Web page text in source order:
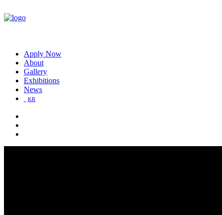
Apply Now
About
Gallery
Exhibitions
News
KR